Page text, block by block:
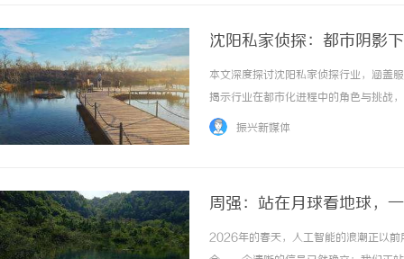
沈阳私家侦探：都市阴影
本文深度探讨沈阳私家侦探行业，涵盖
揭示行业在都市化进程中的角色与挑战
振兴新媒体
周强：站在月球看地球，
2026年的春天，人工智能的浪潮正以